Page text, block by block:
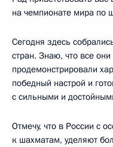
на чемпионате мира по
Сегодня здесь
стран. Знаю, что все
продемонстрировали
победный настрой и
с сильными и
Отмечу, что в России с
к шахматам, уделяют